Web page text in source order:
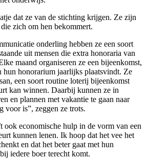
dat ze van de stichting krijgen. Ze zijn
zich om hen bekommert.
onderling hebben ze een soort
uit mensen die extra honoraria van
maand organiseren ze een bijeenkomst,
honorarium jaarlijks plaatsvindt. Ze
een soort routine loterij bijeenkomst
kan winnen. Daarbij kunnen ze in
en plannen met vakantie te gaan naar
voor is”, zeggen ze trots.
ook economische hulp in de vorm van een
kunnen lenen. Ik hoop dat het vee het
en dat het beter gaat met hun
iedere boer terecht komt.